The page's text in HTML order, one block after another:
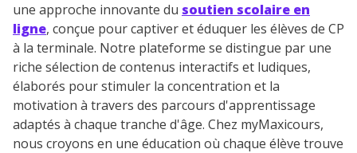
une approche innovante du soutien scolaire en
ligne, conçue pour captiver et éduquer les élèves de CP
à la terminale. Notre plateforme se distingue par une
riche sélection de contenus interactifs et ludiques,
élaborés pour stimuler la concentration et la
motivation à travers des parcours d'apprentissage
adaptés à chaque tranche d'âge. Chez myMaxicours,
nous croyons en une éducation où chaque élève trouve